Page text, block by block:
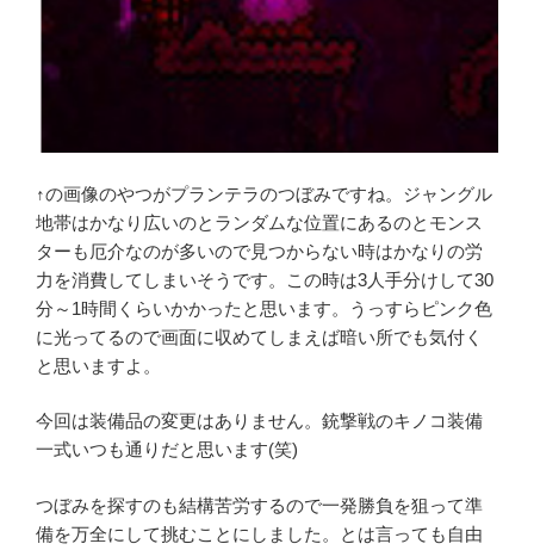
↑の画像のやつがプランテラのつぼみですね。ジャングル
地帯はかなり広いのとランダムな位置にあるのとモンス
ターも厄介なのが多いので見つからない時はかなりの労
力を消費してしまいそうです。この時は3人手分けして30
分～1時間くらいかかったと思います。うっすらピンク色
に光ってるので画面に収めてしまえば暗い所でも気付く
と思いますよ。
今回は装備品の変更はありません。銃撃戦のキノコ装備
一式いつも通りだと思います(笑)
つぼみを探すのも結構苦労するので一発勝負を狙って準
備を万全にして挑むことにしました。とは言っても自由